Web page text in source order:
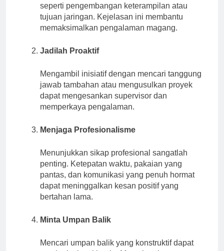
seperti pengembangan keterampilan atau
tujuan jaringan. Kejelasan ini membantu
memaksimalkan pengalaman magang.
Jadilah Proaktif
Mengambil inisiatif dengan mencari tanggung
jawab tambahan atau mengusulkan proyek
dapat mengesankan supervisor dan
memperkaya pengalaman.
Menjaga Profesionalisme
Menunjukkan sikap profesional sangatlah
penting. Ketepatan waktu, pakaian yang
pantas, dan komunikasi yang penuh hormat
dapat meninggalkan kesan positif yang
bertahan lama.
Minta Umpan Balik
Mencari umpan balik yang konstruktif dapat